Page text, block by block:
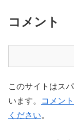
コメント
このサイトはス
います。
コメン
ください。